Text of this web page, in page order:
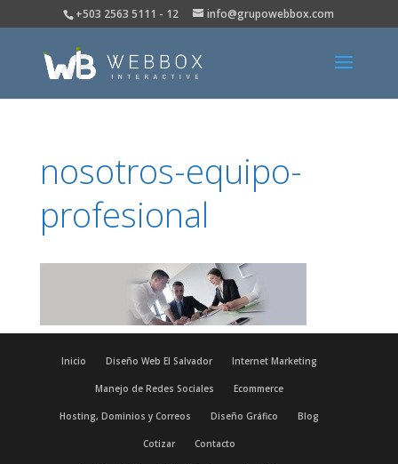
+503 2563 5111 - 12 info@grupowebbox.com
nosotros-equipo-
profesional
Inicio Diseño Web El Salvador Internet Marketing
Manejo de Redes Sociales Ecommerce
Hosting, Dominios y Correos Diseño Gráfico Blog
Cotizar Contacto